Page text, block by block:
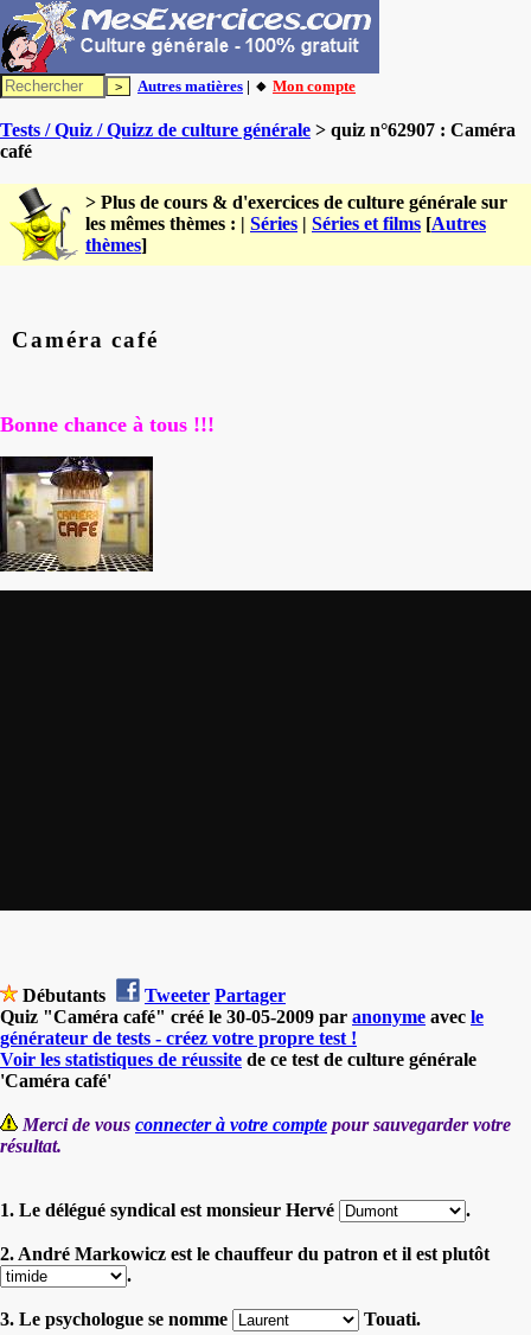
Autres matières | 🔸 Mon compte
Tests / Quiz / Quizz de culture générale > quiz n°62907 : Caméra
café
> Plus de cours & d'exercices de culture générale sur
les mêmes thèmes : | Séries | Séries et films [Autres
thèmes]
Caméra café
Bonne chance à tous !!!
Débutants Tweeter Partager
Quiz "Caméra café" créé le 30-05-2009 par anonyme avec le
générateur de tests - créez votre propre test !
Voir les statistiques de réussite de ce test de culture générale
'Caméra café'
Merci de vous connecter à votre compte pour sauvegarder votre
résultat.
1. Le délégué syndical est monsieur Hervé .
2. André Markowicz est le chauffeur du patron et il est plutôt
.
3. Le psychologue se nomme Touati.